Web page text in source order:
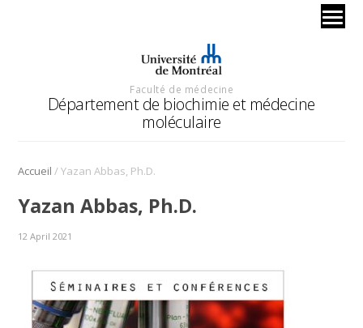
Faculté de médecine
Département de biochimie et médecine
moléculaire
Accueil /Yazan Abbas, Ph.D.
Yazan Abbas, Ph.D.
12 April 2021